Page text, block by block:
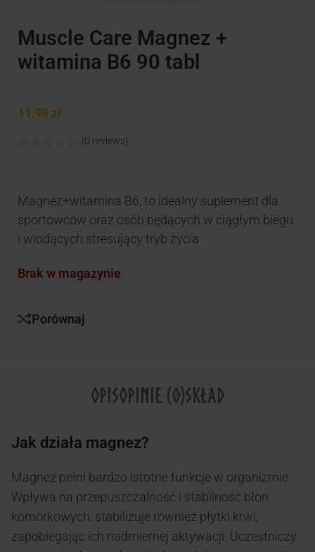
Muscle Care Magnez +
witamina B6 90 tabl
11,99 zł
(0 reviews)
Magnez+witamina B6, to idealny suplement dla
sportowców oraz osób będących w ciągłym biegu
i wiodących stresujący tryb życia
Brak w magazynie
Porównaj
OPISOPINIE (0)SKŁAD
Jak działa magnez?
Magnez pełni bardzo istotne funkcje w organizmie.
Wpływa na przepuszczalność i stabilność błon
komórkowych, stabilizuje również płytki krwi,
zapobiegając ich nadmiernej aktywacji. Uczestniczy